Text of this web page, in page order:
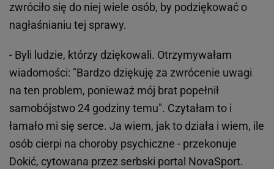
zwróciło się do niej wiele osób, by podziękować o
nagłaśnianiu tej sprawy.
- Byli ludzie, którzy dziękowali. Otrzymywałam
wiadomości: "Bardzo dziękuję za zwrócenie uwagi
na ten problem, ponieważ mój brat popełnił
samobójstwo 24 godziny temu". Czytałam to i
łamało mi się serce. Ja wiem, jak to działa i wiem, ile
osób cierpi na choroby psychiczne - przekonuje
Dokić, cytowana przez serbski portal NovaSport.